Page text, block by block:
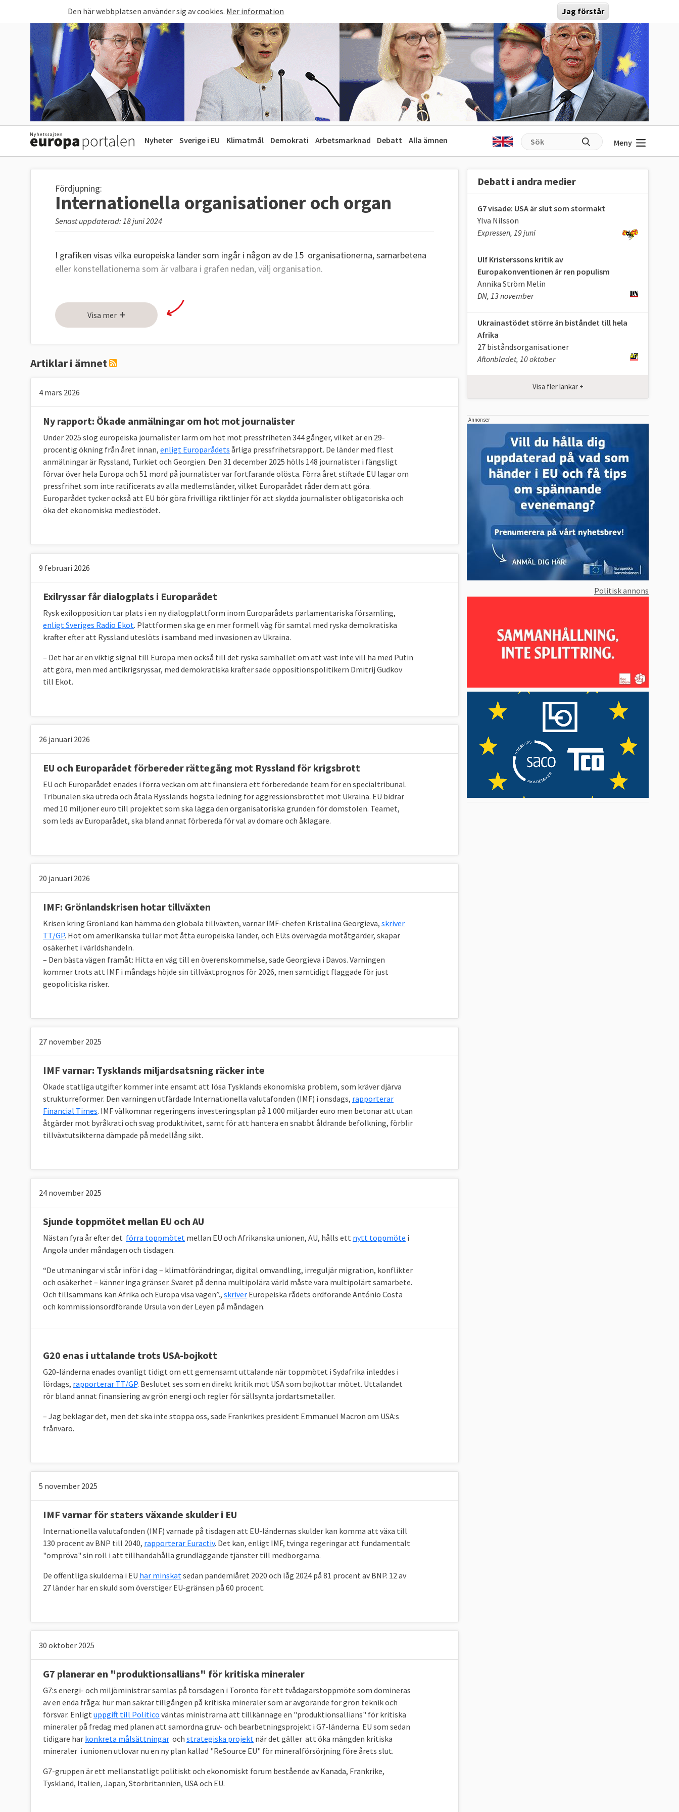
Den här webbplatsen använder sig av cookies. Mer information Jag förstår
Nyheter Sverige i EU Klimatmål Demokrati Arbetsmarknad Debatt Alla ämnen Meny
Fördjupning:
Internationella organisationer och organ
Senast uppdaterad: 18 juni 2024
I grafiken visas vilka europeiska länder som ingår i någon av de 15 organisationerna, samarbetena
eller konstellationerna som är valbara i grafen nedan, välj organisation.
Visa mer +
Artiklar i ämnet
4 mars 2026
Ny rapport: Ökade anmälningar om hot mot journalister
Under 2025 slog europeiska journalister larm om hot mot pressfriheten 344 gånger, vilket är en 29-
procentig ökning från året innan, enligt Europarådets årliga pressfrihetsrapport. De länder med flest
anmälningar är Ryssland, Turkiet och Georgien. Den 31 december 2025 hölls 148 journalister i fängsligt
förvar över hela Europa och 51 mord på journalister var fortfarande olösta. Förra året stiftade EU lagar om
pressfrihet som inte ratificerats av alla medlemsländer, vilket Europarådet råder dem att göra.
Europarådet tycker också att EU bör göra frivilliga riktlinjer för att skydda journalister obligatoriska och
öka det ekonomiska mediestödet.
9 februari 2026
Exilryssar får dialogplats i Europarådet
Rysk exilopposition tar plats i en ny dialogplattform inom Europarådets parlamentariska församling,
enligt Sveriges Radio Ekot. Plattformen ska ge en mer formell väg för samtal med ryska demokratiska
krafter efter att Ryssland uteslöts i samband med invasionen av Ukraina.
– Det här är en viktig signal till Europa men också till det ryska samhället om att väst inte vill ha med Putin
att göra, men med antikrigsryssar, med demokratiska krafter sade oppositionspolitikern Dmitrij Gudkov
till Ekot.
26 januari 2026
EU och Europarådet förbereder rättegång mot Ryssland för krigsbrott
EU och Europarådet enades i förra veckan om att finansiera ett förberedande team för en specialtribunal.
Tribunalen ska utreda och åtala Rysslands högsta ledning för aggressionsbrottet mot Ukraina. EU bidrar
med 10 miljoner euro till projektet som ska lägga den organisatoriska grunden för domstolen. Teamet,
som leds av Europarådet, ska bland annat förbereda för val av domare och åklagare.
20 januari 2026
IMF: Grönlandskrisen hotar tillväxten
Krisen kring Grönland kan hämma den globala tillväxten, varnar IMF-chefen Kristalina Georgieva, skriver
TT/GP. Hot om amerikanska tullar mot åtta europeiska länder, och EU:s övervägda motåtgärder, skapar
osäkerhet i världshandeln.
– Den bästa vägen framåt: Hitta en väg till en överenskommelse, sade Georgieva i Davos. Varningen
kommer trots att IMF i måndags höjde sin tillväxtprognos för 2026, men samtidigt flaggade för just
geopolitiska risker.
27 november 2025
IMF varnar: Tysklands miljardsatsning räcker inte
Ökade statliga utgifter kommer inte ensamt att lösa Tysklands ekonomiska problem, som kräver djärva
strukturreformer. Den varningen utfärdade Internationella valutafonden (IMF) i onsdags, rapporterar
Financial Times. IMF välkomnar regeringens investeringsplan på 1 000 miljarder euro men betonar att utan
åtgärder mot byråkrati och svag produktivitet, samt för att hantera en snabbt åldrande befolkning, förblir
tillväxtutsikterna dämpade på medellång sikt.
24 november 2025
Sjunde toppmötet mellan EU och AU
Nästan fyra år efter det förra toppmötet mellan EU och Afrikanska unionen, AU, hålls ett nytt toppmöte i
Angola under måndagen och tisdagen.
“De utmaningar vi står inför i dag – klimatförändringar, digital omvandling, irreguljär migration, konflikter
och osäkerhet – känner inga gränser. Svaret på denna multipolära värld måste vara multipolärt samarbete.
Och tillsammans kan Afrika och Europa visa vägen”., skriver Europeiska rådets ordförande António Costa
och kommissionsordförande Ursula von der Leyen på måndagen.
G20 enas i uttalande trots USA-bojkott
G20-länderna enades ovanligt tidigt om ett gemensamt uttalande när toppmötet i Sydafrika inleddes i
lördags, rapporterar TT/GP. Beslutet ses som en direkt kritik mot USA som bojkottar mötet. Uttalandet
rör bland annat finansiering av grön energi och regler för sällsynta jordartsmetaller.
– Jag beklagar det, men det ska inte stoppa oss, sade Frankrikes president Emmanuel Macron om USA:s
frånvaro.
5 november 2025
IMF varnar för staters växande skulder i EU
Internationella valutafonden (IMF) varnade på tisdagen att EU-ländernas skulder kan komma att växa till
130 procent av BNP till 2040, rapporterar Euractiv. Det kan, enligt IMF, tvinga regeringar att fundamentalt
"ompröva" sin roll i att tillhandahålla grundläggande tjänster till medborgarna.
De offentliga skulderna i EU har minskatsedan pandemiåret 2020 och låg 2024 på 81 procent av BNP. 12 av
27 länder har en skuld som överstiger EU-gränsen på 60 procent.
30 oktober 2025
G7 planerar en "produktionsallians" för kritiska mineraler
G7:s energi- och miljöministrar samlas på torsdagen i Toronto för ett tvådagarstoppmöte som domineras
av en enda fråga: hur man säkrar tillgången på kritiska mineraler som är avgörande för grön teknik och
försvar. Enligt uppgift till Politico väntas ministrarna att tillkännage en "produktionsallians" för kritiska
mineraler på fredag med planen att samordna gruv- och bearbetningsprojekt i G7-länderna. EU som sedan
tidigare har konkreta målsättningar och strategiska projekt när det gäller att öka mängden kritiska
mineraler i unionen utlovar nu en ny plan kallad "ReSource EU" för mineralförsörjning före årets slut.
G7-gruppen är ett mellanstatligt politiskt och ekonomiskt forum bestående av Kanada, Frankrike,
Tyskland, Italien, Japan, Storbritannien, USA och EU.
Debatt i andra medier
G7 visade: USA är slut som stormakt
Ylva Nilsson
Expressen, 19 juni
Ulf Kristerssons kritik av
Europakonventionen är ren populism
Annika Ström Melin
DN, 13 november
Ukrainastödet större än biståndet till hela
Afrika
27 biståndsorganisationer
Aftonbladet, 10 oktober
Visa fler länkar +
Annonser
Politisk annons